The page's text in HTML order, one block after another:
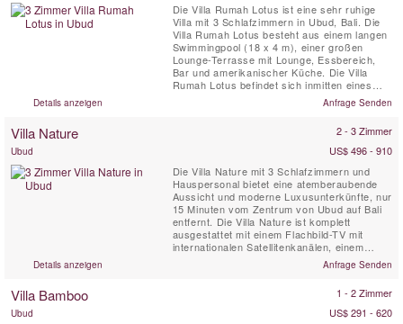
Die Villa Rumah Lotus ist eine sehr ruhige
Villa mit 3 Schlafzimmern in Ubud, Bali. Die
Villa Rumah Lotus besteht aus einem langen
Swimmingpool (18 x 4 m), einer großen
Lounge-Terrasse mit Lounge, Essbereich,
Bar und amerikanischer Küche. Die Villa
Rumah Lotus befindet sich inmitten eines
2700 m2 großen Gartens und ist ein
zauberhaftes Anwesen, das von Reisfeldern
Details anzeigen Anfrage Senden
Villa Nature 2 - 3 Zimmer
Ubud
US$ 496 - 910
Die Villa Nature mit 3 Schlafzimmern und
Hauspersonal bietet eine atemberaubende
Aussicht und moderne Luxusunterkünfte, nur
15 Minuten vom Zentrum von Ubud auf Bali
entfernt. Die Villa Nature ist komplett
ausgestattet mit einem Flachbild-TV mit
internationalen Satellitenkanälen, einem
privaten Natursteinpool (14 x 5 m), einer
Außenterrasse mit herrlichem Blick, einem
Details anzeigen Anfrage Senden
Villa Bamboo 1 - 2 Zimmer
Ubud
US$ 291 - 620